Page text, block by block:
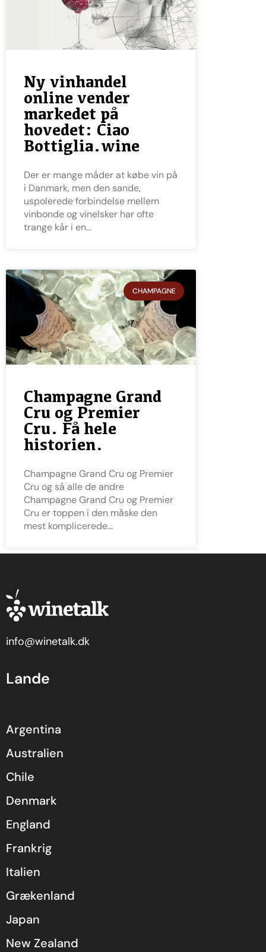
Ny vinhandel
online vender
markedet på
hovedet: Ciao
Bottiglia.wine
Der er mange måder at købe vin på
i Danmark, men den sande,
uspolerede forbindelse mellem
vinbonde og vinelsker har ofte
trange kår i en
CHAMPAGNE
Champagne Grand
Cru og Premier
Cru. Få hele
historien.
Champagne Grand Cru og Premier
Cru og så alle de andre
Champagne Grand Cru og Premier
Cru er toppen i den måske den
mest komplicerede
info@winetalk.dk
Lande
Argentina
Australien
Chile
Denmark
England
Frankrig
Italien
Grækenland
Japan
New Zealand